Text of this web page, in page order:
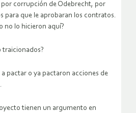
por corrupción de Odebrecht, por
para que le aprobaran los contratos.
no lo hicieron aquí?
traicionados?
pactar o ya pactaron acciones de
tienen un argumento en